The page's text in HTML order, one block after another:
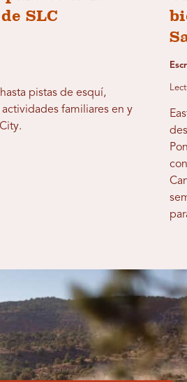
SLC
pistas de esquí,
familiares en y